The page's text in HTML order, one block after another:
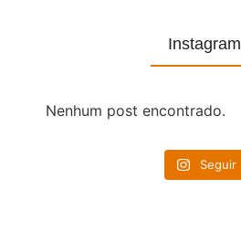
Instagram
Nenhum post encontrado.
Seguir